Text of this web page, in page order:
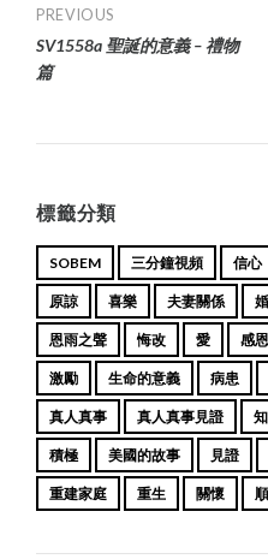
Post
navigation
PREVIOUS
SV1558a 聖誕的意義 – 禮物
篇
標籤分類
SOBEM 三分鐘視頻 信心
原諒 喜樂 夫妻關係
恩雨之聲 悔改 愛 感恩
激勵 生命的意義 病患
真人真事 真人真事見證
積極 美國的故事 見證
重建家庭 重生 關懷